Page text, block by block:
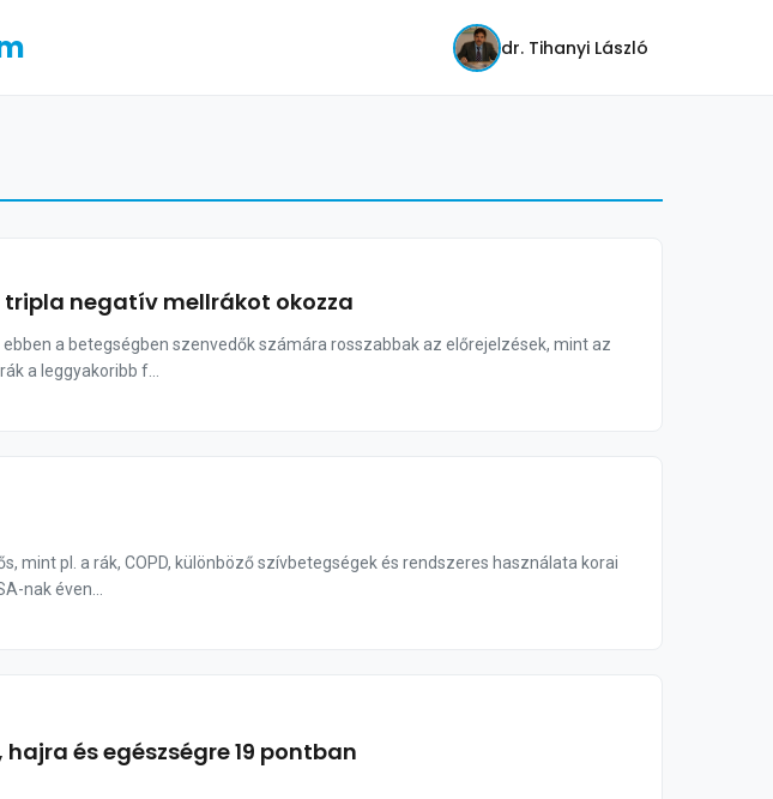
dr. Tihanyi László
negatív mellrákot okozza
a betegségben szenvedők számára rosszabbak az előrejelzések, mint az
a leggyakoribb f...
mint pl. a rák, COPD, különböző szívbetegségek és rendszeres használata korai
nak éven...
és egészségre 19 pontban